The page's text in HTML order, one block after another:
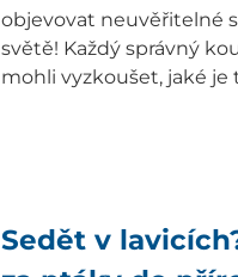
objevovat neuvěřitelné
světě! Každý správný
mohli vyzkoušet, jaké je
Sedět v